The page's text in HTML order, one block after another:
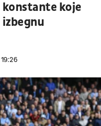
koje
izbegnu
19:26